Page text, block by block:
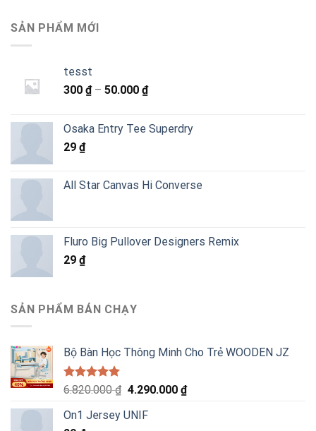
SẢN PHẨM MỚI
tesst
300 ₫ – 50.000 ₫Khoảng
300 ₫
Osaka Entry Tee Superdry
29 ₫
All Star Canvas Hi Converse
Fluro Big Pullover Designers Remix
29 ₫
SẢN PHẨM BÁN CHẠY
Bộ Bàn Học Thông Minh Cho Trẻ WOODEN JZ
Được xếp
5 sao
6.820.000₫ Giá
là:
4.290.000 ₫Giá
On1 Jersey UNIF